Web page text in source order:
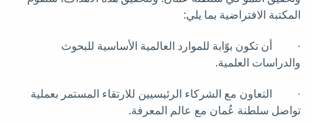
المكتبة الافتراضية بما يلي:
· أن تكون بوّابة للموارد العالمية الأساسية للبحوث
والدراسات العلمية.
· التعاون مع الشركاء الرئيسيين للارتقاء المستمر بعملية
تواصل سلطنة عُمان مع عالم المعرفة.